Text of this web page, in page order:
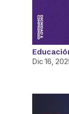
Dic 16,